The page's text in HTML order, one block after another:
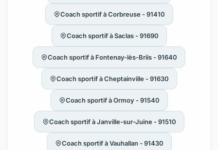
Coach sportif à Corbreuse - 91410
Coach sportif à Saclas - 91690
Coach sportif à Fontenay-lès-Briis - 91640
Coach sportif à Cheptainville - 91630
Coach sportif à Ormoy - 91540
Coach sportif à Janville-sur-Juine - 91510
Coach sportif à Vauhallan - 91430